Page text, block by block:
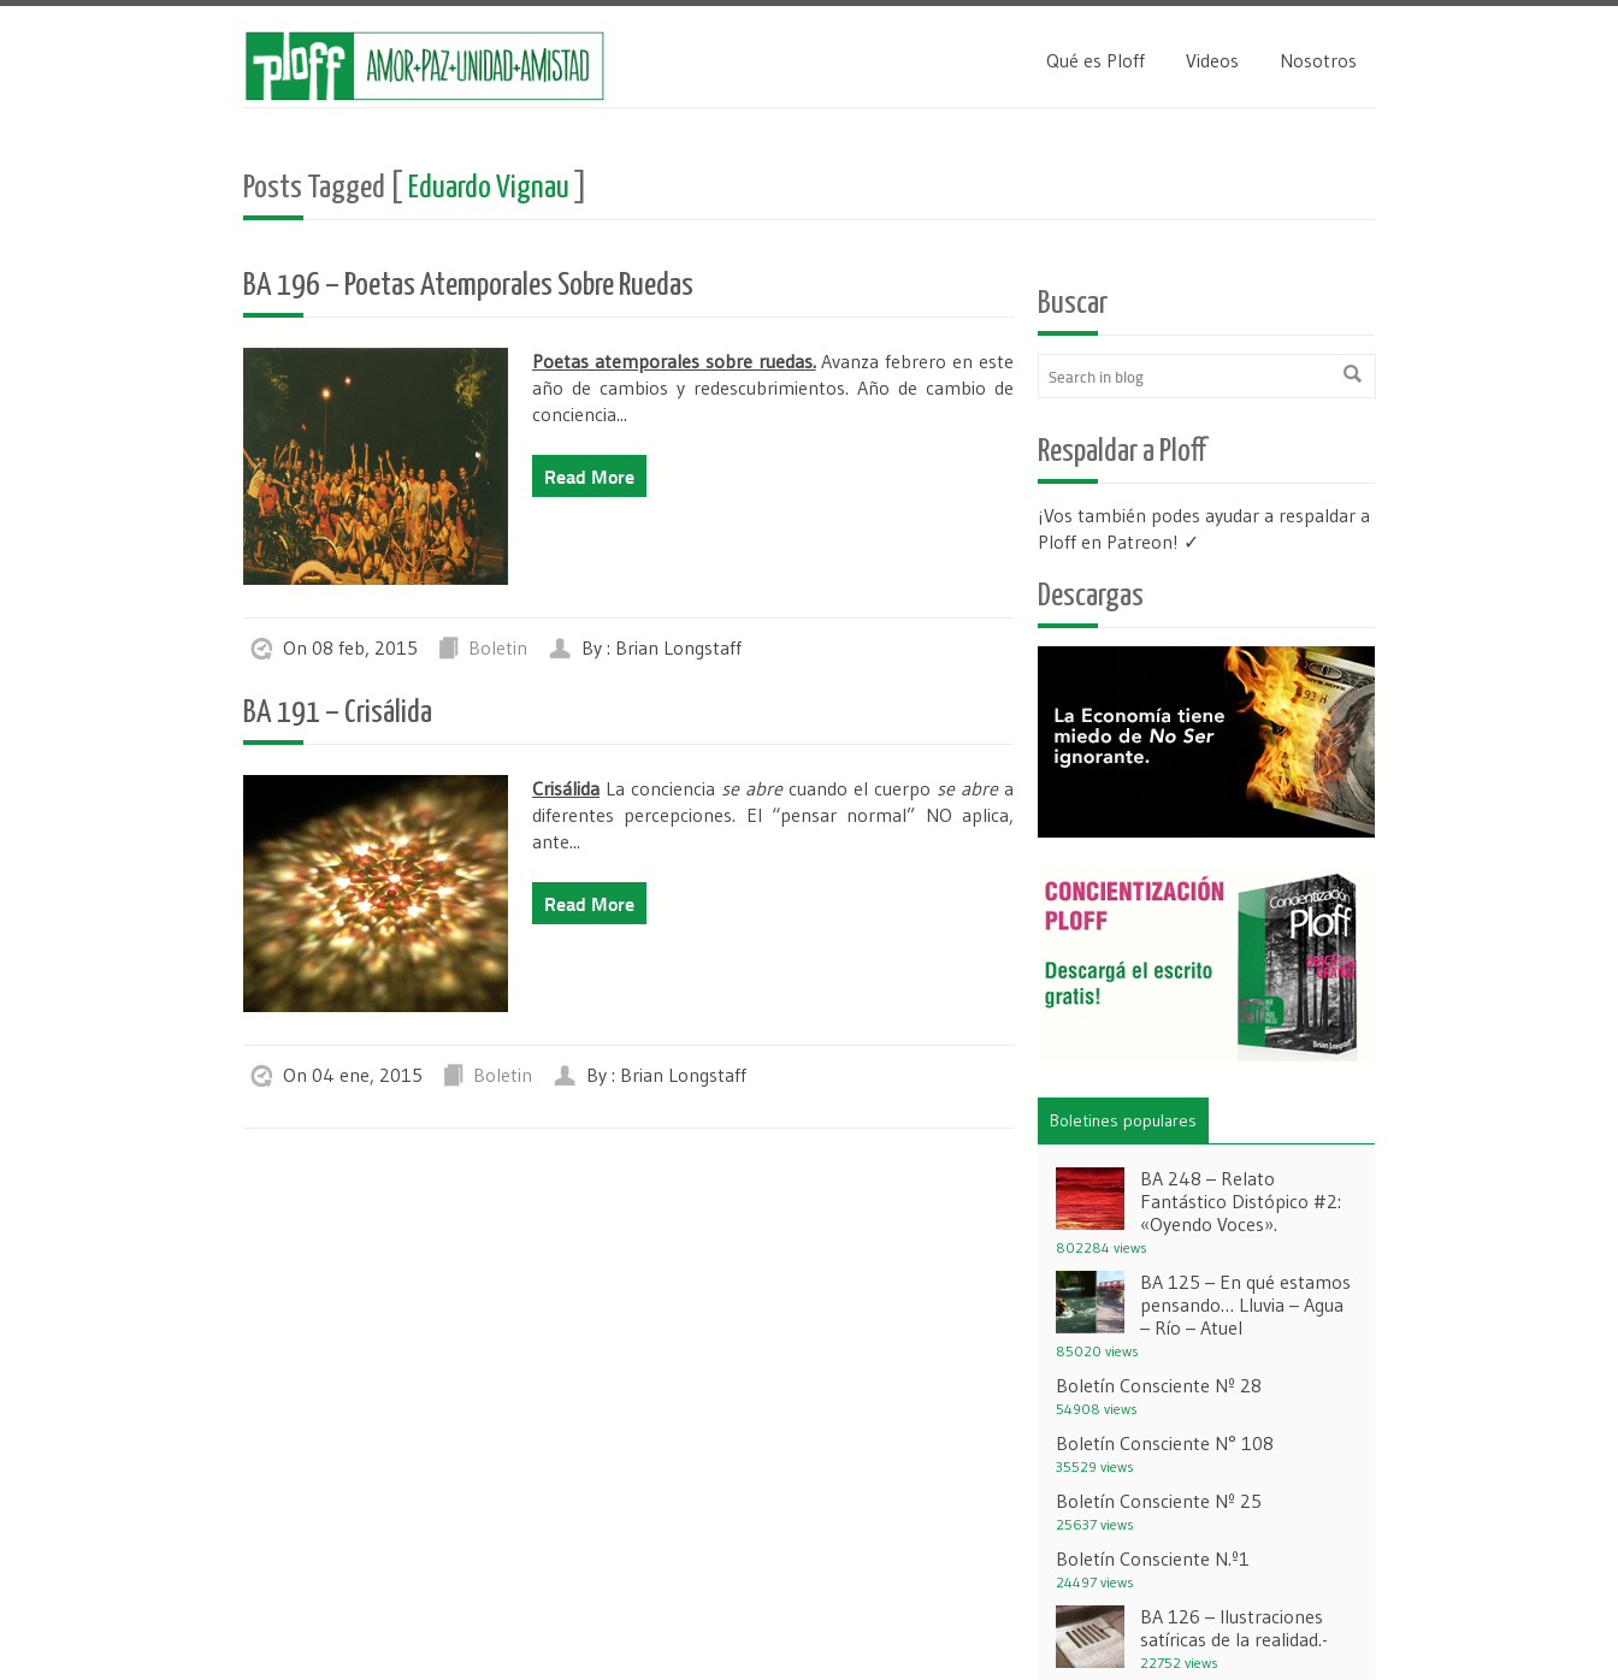
Qué es Ploff Videos Nosotros
Posts Tagged [ Eduardo Vignau
BA 196 – Poetas Atemporales Sobre Ruedas
Poetas atemporales sobre ruedas. Avanza febrero en este
año de cambios y redescubrimientos. Año de cambio de
conciencia...
Read More
On 08 feb, 2015 Boletin By : Brian Longstaff
BA 191 – Crisálida
Crisálida La conciencia se abrecuando el cuerpo se abrea
diferentes percepciones. El “pensar normal” NO aplica,
ante...
Read More
On 04 ene, 2015 Boletin By : Brian Longstaff
Buscar
Respaldar a Ploff
¡Vos también podes ayudar a respaldar a
Ploff en Patreon! ✓
Descargas
Boletines populares
BA 248 – Relato
Fantástico Distópico #2:
«Oyendo Voces».
802284 views
BA 125 – En qué estamos
pensando… Lluvia – Agua
– Río – Atuel
85020 views
Boletín Consciente Nº 28
54908 views
Boletín Consciente N° 108
35529 views
Boletín Consciente Nº 25
25637 views
Boletín Consciente N.º1
24497 views
BA 126 – Ilustraciones
satíricas de la realidad.-
22752 views